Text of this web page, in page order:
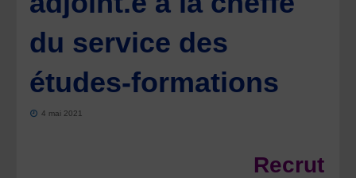
du service des
études-formations
4 mai 2021
Recrut